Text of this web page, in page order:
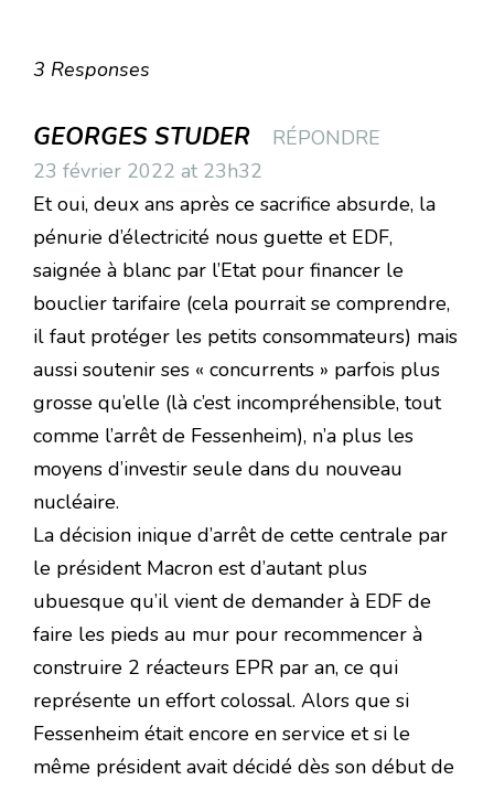
3 Responses
GEORGES STUDER
RÉPONDRE
23 février 2022 at 23h32
Et oui, deux ans après ce sacrifice absurde, la
pénurie d’électricité nous guette et EDF,
saignée à blanc par l’Etat pour financer le
bouclier tarifaire (cela pourrait se comprendre,
il faut protéger les petits consommateurs) mais
aussi soutenir ses « concurrents » parfois plus
grosse qu’elle (là c’est incompréhensible, tout
comme l’arrêt de Fessenheim), n’a plus les
moyens d’investir seule dans du nouveau
nucléaire.
La décision inique d’arrêt de cette centrale par
le président Macron est d’autant plus
ubuesque qu’il vient de demander à EDF de
faire les pieds au mur pour recommencer à
construire 2 réacteurs EPR par an, ce qui
représente un effort colossal. Alors que si
Fessenheim était encore en service et si le
même président avait décidé dès son début de